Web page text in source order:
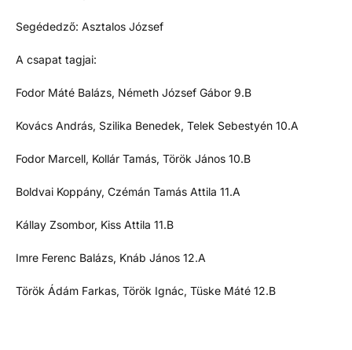
Segédedző: Asztalos József
A csapat tagjai:
Fodor Máté Balázs, Németh József Gábor 9.B
Kovács András, Szilika Benedek, Telek Sebestyén 10.A
Fodor Marcell, Kollár Tamás, Török János 10.B
Boldvai Koppány, Czémán Tamás Attila 11.A
Kállay Zsombor, Kiss Attila 11.B
Imre Ferenc Balázs, Knáb János 12.A
Török Ádám Farkas, Török Ignác, Tüske Máté 12.B